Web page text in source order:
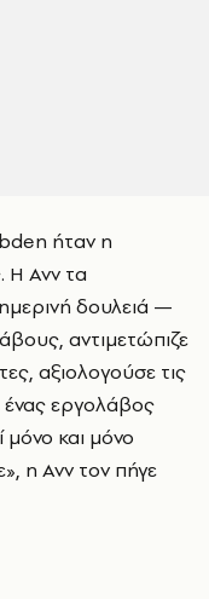
ήταν η
Η Ανν τα
δουλειά —
αντιμετώπιζε
αξιολογούσε τις
ένας εργολάβος
και μόνο
η Ανν τον πήγε